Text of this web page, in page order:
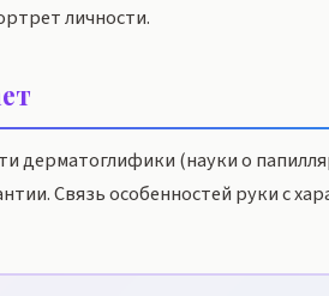
личности.
дерматоглифики (науки о
Связь особенностей руки с